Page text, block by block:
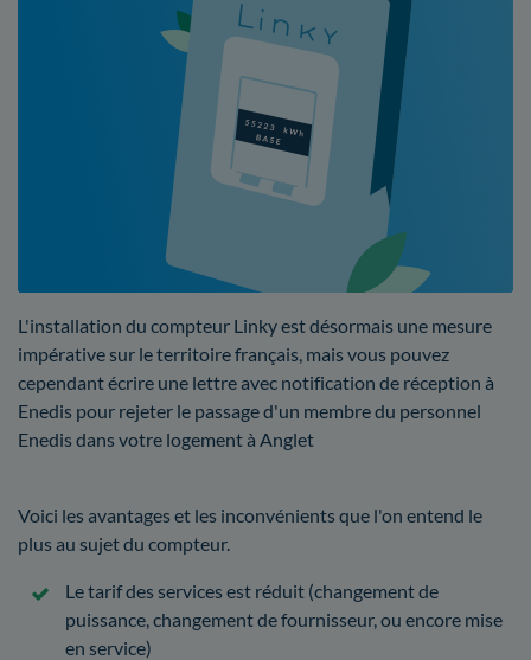
L'installation du compteur Linky est désormais une mesure
impérative sur le territoire français, mais vous pouvez
cependant écrire une lettre avec notification de réception à
Enedis pour rejeter le passage d'un membre du personnel
Enedis dans votre logement à Anglet
Voici les avantages et les inconvénients que l'on entend le
plus au sujet du compteur.
Le tarif des services est réduit (changement de
puissance, changement de fournisseur, ou encore mise
en service)